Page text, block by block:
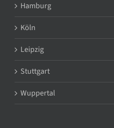
Hamburg
Köln
Leipzig
Stuttgart
Wuppertal